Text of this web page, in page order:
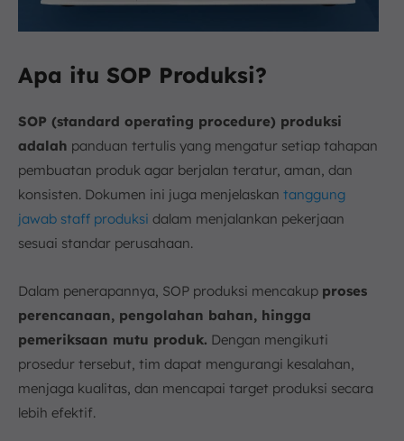
Apa itu SOP Produksi?
SOP (standard operating procedure) produksi
adalah panduan tertulis yang mengatur setiap tahapan
pembuatan produk agar berjalan teratur, aman, dan
konsisten. Dokumen ini juga menjelaskan tanggung
jawab staff produksi dalam menjalankan pekerjaan
sesuai standar perusahaan.
Dalam penerapannya, SOP produksi mencakup proses
perencanaan, pengolahan bahan, hingga
pemeriksaan mutu produk. Dengan mengikuti
prosedur tersebut, tim dapat mengurangi kesalahan,
menjaga kualitas, dan mencapai target produksi secara
lebih efektif.